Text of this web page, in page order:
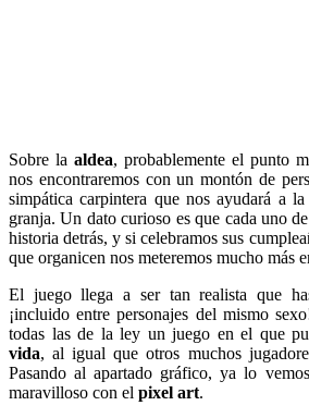
Sobre la aldea, probablemente el punto
nos encontraremos con un montón de
simpática carpintera que nos ayudará a
granja. Un dato curioso es que cada uno
historia detrás, y si celebramos sus
que organicen nos meteremos mucho más
El juego llega a ser tan realista que
¡incluido entre personajes del mismo
todas las de la ley un juego en el que
vida, al igual que otros muchos
Pasando al apartado gráfico, ya lo
maravilloso con el pixel art.